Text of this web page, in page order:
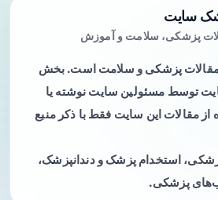
سایت
پزشکی، سلامت و آموزش
پزشکی و سلامت است. بخش
توسط مسئولین سایت نوشته یا
از مقالات این سایت فقط با ذکر منبع
استخدام پزشک و دندانپزشک،